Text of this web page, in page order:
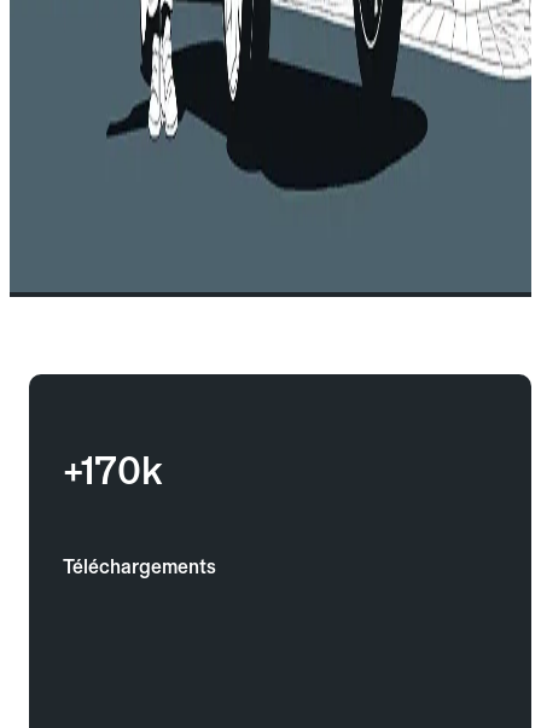
+170k
Téléchargements